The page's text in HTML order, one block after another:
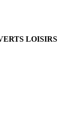
LOISIRS